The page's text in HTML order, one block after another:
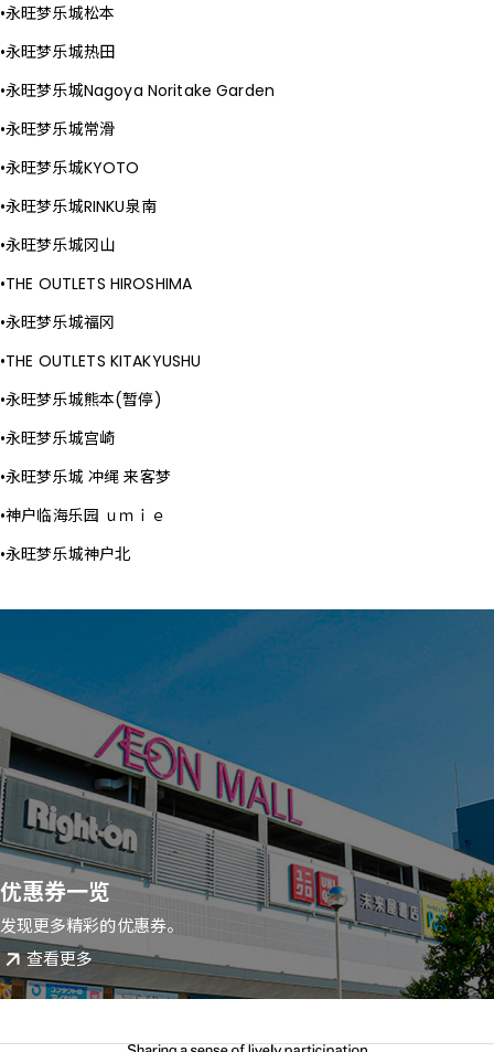
永旺梦乐城松本
永旺梦乐城热田
永旺梦乐城Nagoya Noritake Garden
永旺梦乐城常滑
永旺梦乐城KYOTO
永旺梦乐城RINKU泉南
永旺梦乐城冈山
THE OUTLETS HIROSHIMA
永旺梦乐城福冈
THE OUTLETS KITAKYUSHU
永旺梦乐城熊本(暂停)
永旺梦乐城宫崎
永旺梦乐城 冲绳 来客梦
神户临海乐园 ｕｍｉｅ
永旺梦乐城神户北
优惠券一览
发现更多精彩的优惠券。
查看更多